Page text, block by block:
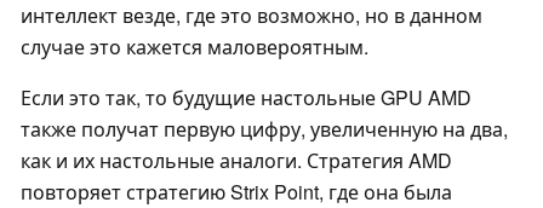
интеллект везде, где это возможно, но в данном
случае это кажется маловероятным.
Если это так, то будущие настольные GPU AMD
также получат первую цифру, увеличенную на два,
как и их настольные аналоги. Стратегия AMD
повторяет стратегию Strix Point, где она была